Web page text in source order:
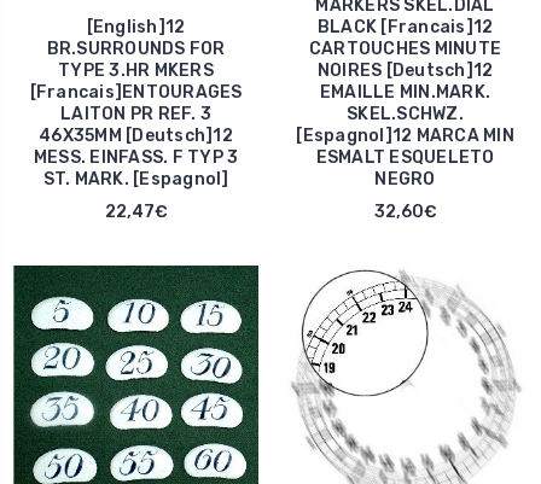
[English]12
BR.SURROUNDS FOR
TYPE 3.HR MKERS
[Francais]ENTOURAGES
LAITON PR REF. 3
46X35MM [Deutsch]12
MESS. EINFASS. F TYP 3
ST. MARK. [Espagnol]
22,47€
MARKERS SKEL.DIAL
BLACK [Francais]12
CARTOUCHES MINUTE
NOIRES [Deutsch]12
EMAILLE MIN.MARK.
SKEL.SCHWZ.
[Espagnol]12 MARCA MIN
ESMALT ESQUELETO
NEGRO
32,60€